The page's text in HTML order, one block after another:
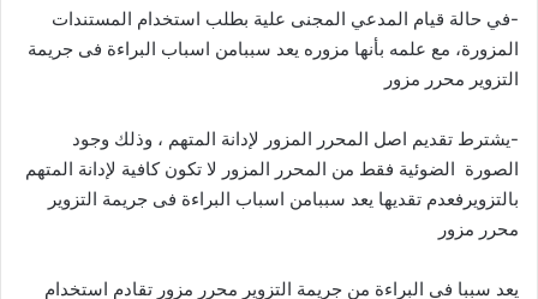
-في حالة قيام المدعي المجنى علية بطلب استخدام المستندات
المزورة، مع علمه بأنها مزوره يعد سببامن اسباب البراءة فى جريمة
التزوير محرر مزور
-يشترط تقديم اصل المحرر المزور لإدانة المتهم ، وذلك وجود
الصورة الضوئية فقط من المحرر المزور لا تكون كافية لإدانة المتهم
بالتزويرفعدم تقديها يعد سببامن اسباب البراءة فى جريمة التزوير
محرر مزور
يعد سببا فى البراءة من جريمة التزوير محرر مزور تقادم استخدام